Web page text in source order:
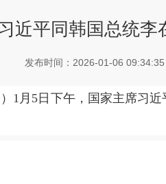
近平同韩国总统李
发布时间：2026-01-06 09:34:35
5日下午，国家主席习近